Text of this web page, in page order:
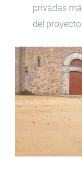
privadas
del
PLAZA